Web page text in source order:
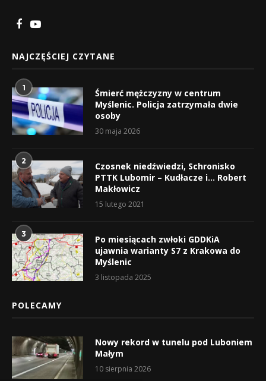
NAJCZĘŚCIEJ CZYTANE
1
Śmierć mężczyzny w centrum
Myślenic. Policja zatrzymała dwie
osoby
30 maja 2026
2
Czosnek niedźwiedzi, Schronisko
PTTK Lubomir – Kudłacze i… Robert
Makłowicz
15 lutego 2021
3
Po miesiącach zwłoki GDDKiA
ujawnia warianty S7 z Krakowa do
Myślenic
3 listopada 2025
POLECAMY
Nowy rekord w tunelu pod Luboniem
Małym
10 sierpnia 2026